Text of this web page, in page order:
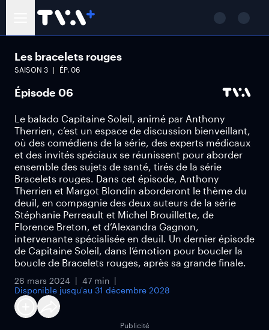
Les bracelets rouges
SAISON 3 ÉP. 06
Épisode 06
Le balado Capitaine Soleil, animé par Anthony
Therrien, c’est un espace de discussion bienveillant,
où des comédiens de la série, des experts médicaux
et des invités spéciaux se réunissent pour aborder
ensemble des sujets de santé, tirés de la série
Bracelets rouges. Dans cet épisode, Anthony
Therrien et Margot Blondin aborderont le thème du
deuil, en compagnie des deux auteurs de la série
Stéphanie Perreault et Michel Brouillette, de
Florence Breton, et d’Alexandra Gagnon,
intervenante spécialisée en deuil. Un dernier épisode
de Capitaine Soleil, dans l’émotion pour boucler la
boucle de Bracelets rouges, après sa grande finale.
26 mars 2024
47 min
Disponible jusqu'au 31 décembre 2028
Publicité